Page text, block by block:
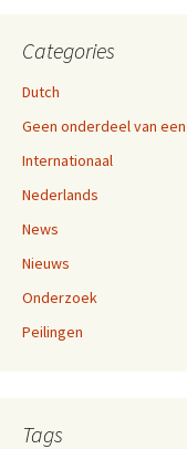
Categories
Dutch
Geen onderdeel van
Internationaal
Nederlands
News
Nieuws
Onderzoek
Peilingen
Tags